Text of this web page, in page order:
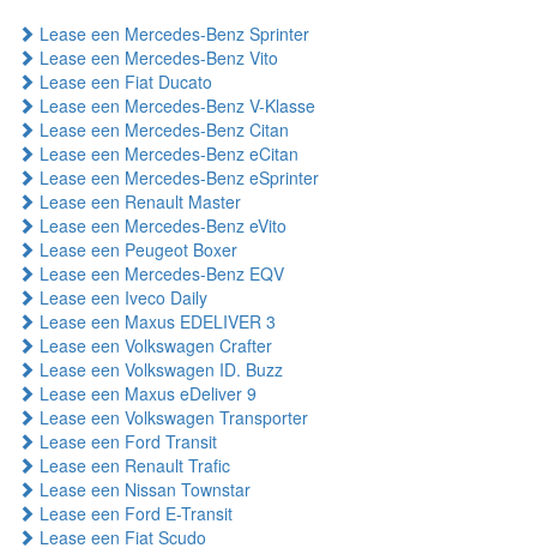
Lease een Mercedes-Benz Sprinter
Lease een Mercedes-Benz Vito
Lease een Fiat Ducato
Lease een Mercedes-Benz V-Klasse
Lease een Mercedes-Benz Citan
Lease een Mercedes-Benz eCitan
Lease een Mercedes-Benz eSprinter
Lease een Renault Master
Lease een Mercedes-Benz eVito
Lease een Peugeot Boxer
Lease een Mercedes-Benz EQV
Lease een Iveco Daily
Lease een Maxus EDELIVER 3
Lease een Volkswagen Crafter
Lease een Volkswagen ID. Buzz
Lease een Maxus eDeliver 9
Lease een Volkswagen Transporter
Lease een Ford Transit
Lease een Renault Trafic
Lease een Nissan Townstar
Lease een Ford E-Transit
Lease een Fiat Scudo